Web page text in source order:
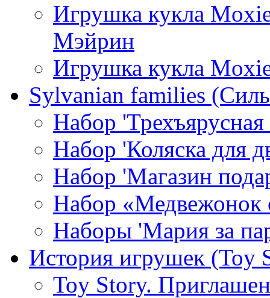
Игрушка кукла
Мэйрин
Игрушка кукла
Sylvanian families
Набор 'Трехъярусная
Набор 'Коляска для
Набор 'Магазин
Набор «Медвежонок
Наборы 'Мария за
История игрушек (Toy
Toy Story.